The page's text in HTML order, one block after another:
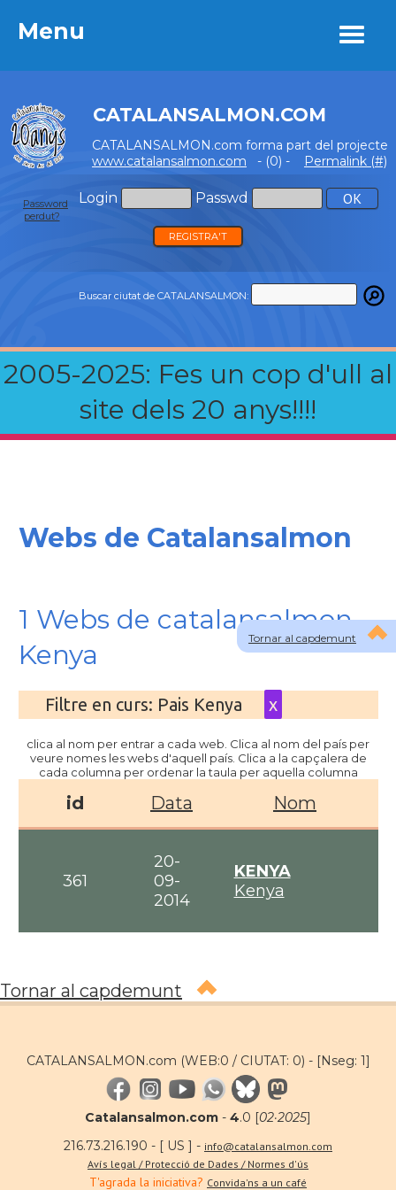
Menu
CATALANSALMON.COM
CATALANSALMON.com forma part del projecte
www.catalansalmon.com - (0) - Permalink (#)
Login Passwd
Password
perdut?
REGISTRA'T
Buscar ciutat de CATALANSALMON:
2005-2025: Fes un cop d'ull al
site dels 20 anys!!!!
Menu
Tornar al capdemunt
Webs de Catalansalmon
1 Webs de catalansalmon
Kenya
Filtre en curs: Pais Kenya x
clica al nom per entrar a cada web. Clica al nom del país per
veure nomes les webs d'aquell país. Clica a la capçalera de
cada columna per ordenar la taula per aquella columna
id Data Nom
361
20-
09-
2014
KENYA
Kenya
Tornar al capdemunt
CATALANSALMON.com (WEB:0 / CIUTAT: 0) - [Nseg: 1]
Catalansalmon.com - 4.0 [02·2025]
216.73.216.190 - [ US ] - info@catalansalmon.com
Avís legal / Protecció de Dades / Normes d'ús
T'agrada la iniciativa? Convida'ns a un café